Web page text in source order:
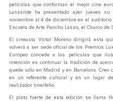
películas que conforman el mejor cine
Lanzarote ha presentado ayer jueves
noviembre al 4 de diciembre en el
Escuela de Arte Pancho Lasso, el Charco de
El cineasta Víctor Moreno dirigirá esta
volverá a ser sede oficial de los Premios
Europeo concede a las películas que
intención es continuar la tradición de
quede sólo en Madrid y en Barcelona.
en un referente cultural y en un lugar
realizador tinerfeño.
El plato fuerte de esta edición se llama